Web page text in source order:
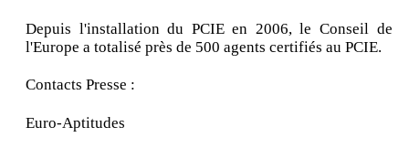
Depuis l'installation du PCIE en 2006, le Conseil de
l'Europe a totalisé près de 500 agents certifiés au PCIE.
Contacts Presse :
Euro-Aptitudes